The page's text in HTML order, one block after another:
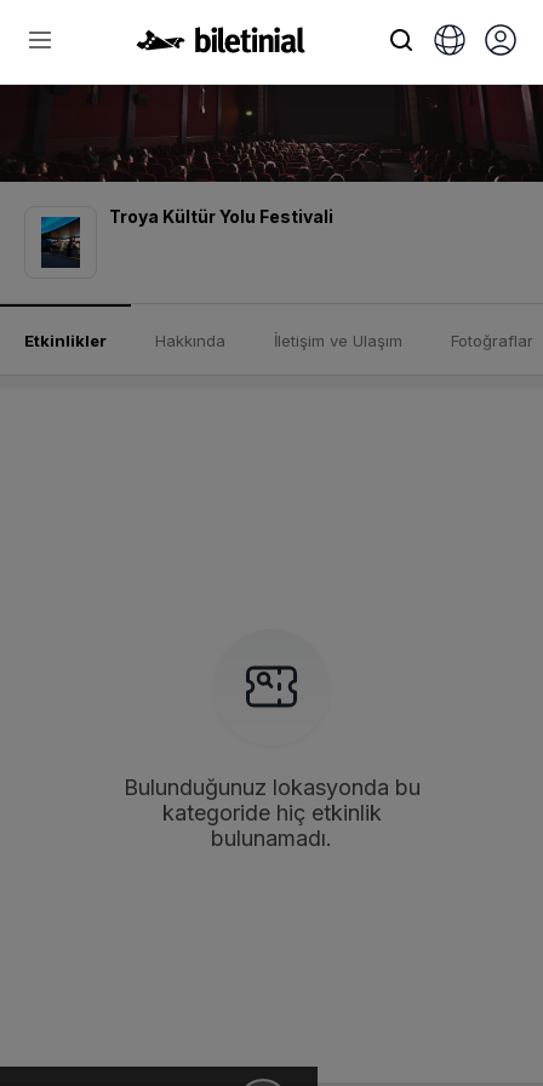
Troya Kültür Yolu Festivali
Etkinlikler Hakkında İletişim ve Ulaşım Fotoğraflar
Bulunduğunuz lokasyonda bu
kategoride hiç etkinlik
bulunamadı.